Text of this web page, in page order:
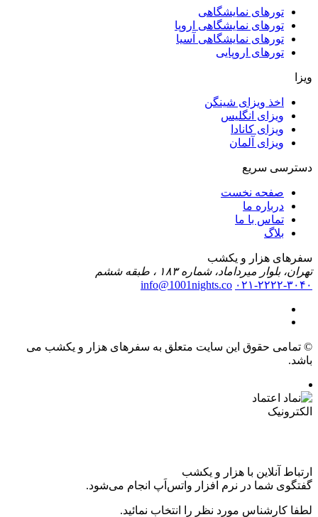
تورهای نمایشگاهی
تورهای نمایشگاهی اروپا
تورهای نمایشگاهی آسیا
تورهای اروپایی
ویزا
اخذ ویزای شینگن
ویزای انگلیس
ویزای کانادا
ویزای آلمان
دسترسی سریع
صفحه نخست
درباره ما
تماس با ما
بلاگ
سفرهای هزار و یکشب
تهران، بلوار میرداماد، شماره ۱۸۳ ، طبقه ششم
۰۲۱-۲۲۲۲-۳۰۴۰ info@1001nights.co
© تمامی حقوق این سایت متعلق به سفرهای هزار و یکشب می
باشد.
ارتباط آنلاین با هزار و یکشب
گفتگوی شما در نرم افزار واتس‌اَپ انجام می‌شود.
لطفا کارشناس مورد نظر را انتخاب نمائید.